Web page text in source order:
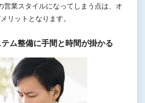
営業スタイルになってしまう点は、オ
リットとなります。
ム整備に手間と時間が掛かる